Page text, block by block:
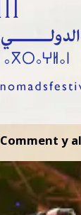
Comment y